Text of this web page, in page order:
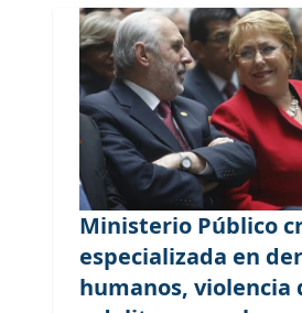
Ministerio Público
especializada en
humanos, violencia